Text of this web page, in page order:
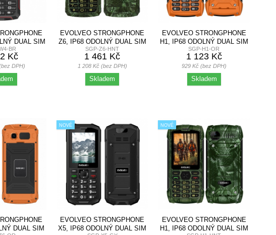
DUAL SIM
BR
Kč
DPH)
EVOLVEO STRONGPHONE
Z6, IP68 ODOLNÝ DUAL SIM
TELEFON,...
SGP-Z6-HNT
1 461 Kč
1 208 Kč (bez DPH)
Skladem
EVOLVEO STRONGPHONE
H1, IP68 ODOLNÝ DUAL SIM
TELEFON,...
SGP-H1-OR
1 123 Kč
929 Kč (bez DPH)
Skladem
DUAL SIM
NOVÉ
EVOLVEO STRONGPHONE
X5, IP68 ODOLNÝ DUAL SIM
NOVÉ
EVOLVEO STRONGPHONE
H1, IP68 ODOLNÝ DUAL SIM